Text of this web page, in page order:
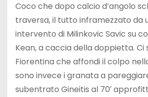
Coco che dopo calcio d’angolo
traversa, il tutto inframezzato da
intervento di Milinkovic Savic su
Kean, a caccia della doppietta. Ci
Fiorentina che affondi il colpo
sono invece i granata a
subentrato Gineitis al 70′